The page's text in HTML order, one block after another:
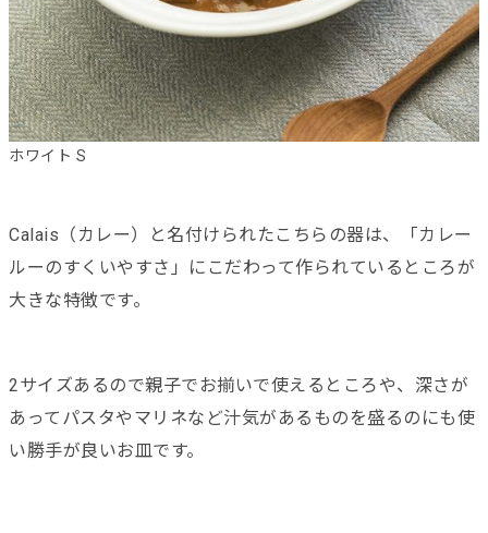
ホワイト S
Calais（カレー）と名付けられたこちらの器は、「カレー
ルーのすくいやすさ」にこだわって作られているところが
大きな特徴です。
2サイズあるので親子でお揃いで使えるところや、深さが
あってパスタやマリネなど汁気があるものを盛るのにも使
い勝手が良いお皿です。